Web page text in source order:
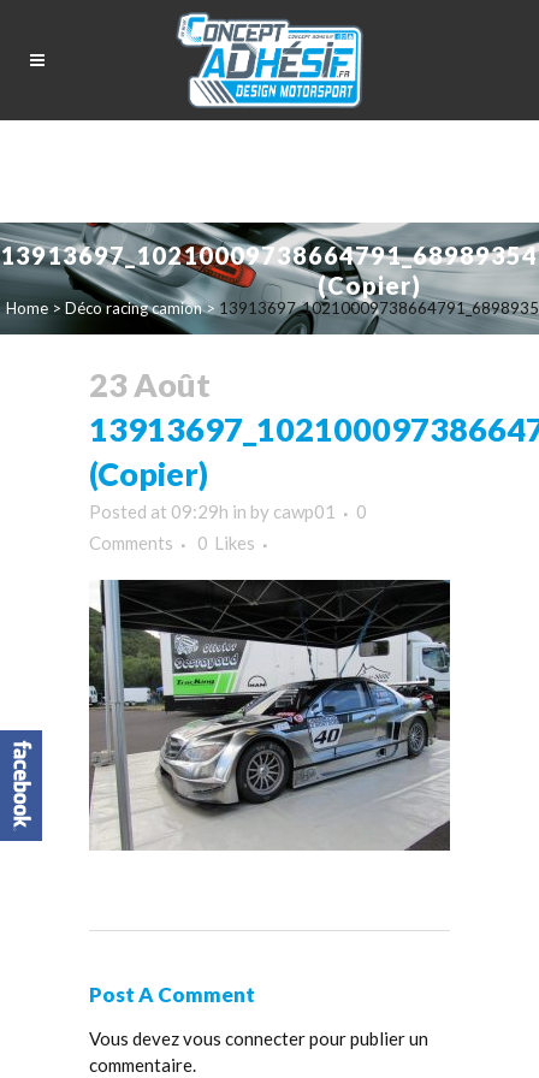
(Copier)
Home > Déco racing camion>
23 Août
(Copier)
Posted at 09:29h in by cawp01
0
Comments
0 Likes
Post A Comment
Vous devezvous connecterpour publier un
commentaire.